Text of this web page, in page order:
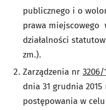
publicznego i o
prawa miejscowego
działalności
zm.).
Zarządzenia nr 3206/
dnia 31 grudnia
postępowania w